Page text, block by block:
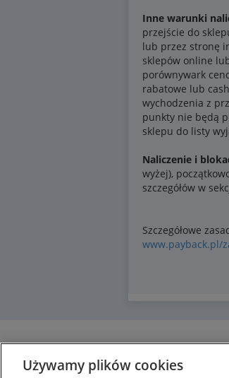
Używamy plików cookies